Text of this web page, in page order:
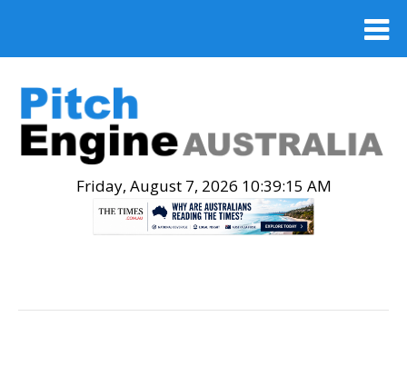
Friday, August 7, 2026 10:39:16 AM